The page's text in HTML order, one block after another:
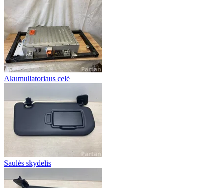
Akumuliatoriaus celė
Saulės skydelis